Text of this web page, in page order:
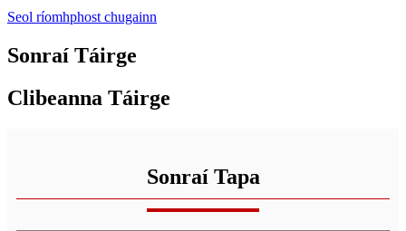
Seol ríomhphost chugainn
Sonraí Táirge
Clibeanna Táirge
Sonraí Tapa